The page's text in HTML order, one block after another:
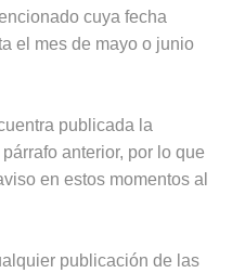
cuya fecha
el mes de mayo o junio
publicada la
anterior, por lo que
en estos momentos al
publicación de las